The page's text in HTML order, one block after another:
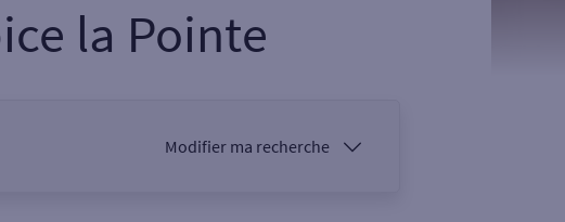
la Pointe
Modifier ma recherche